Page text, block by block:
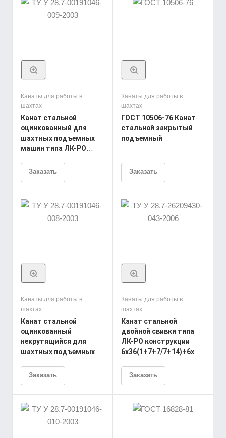
Канаты для работы в
шахтах
Канат стальной
оцинкованный для
шахтных подъемных
машин типа ЛК-РО
6хЗ6(1+7+7/7+14)+1о.с.
Заказать
Канаты для работы в
шахтах
ГОСТ 10506-76 Канат
стальной закрытый
подъемный
Заказать
Канаты для работы в
шахтах
Канат стальной
оцинкованный
некрутящийся для
шахтных подъемных
уравновешивающийся
ТУ У 28.7-00191046-
008-2003
Заказать
Канаты для работы в
шахтах
Канат стальной
двойной свивки типа
ЛК-РО конструкции
6х36(1+7+7/
043-2006
Заказать